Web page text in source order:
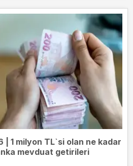
| 1 milyon TL`si olan ne kadar
mevduat getirileri